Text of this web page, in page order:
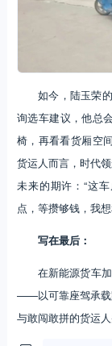
如今，陆玉荣
询选车建议，他总
椅，再看看货厢空
货运人而言，时代
未来的期许：“这
点，等攒够钱，我
写在最后：
在新能源货车
——以可靠座驾承载
与敢闯敢拼的货运人